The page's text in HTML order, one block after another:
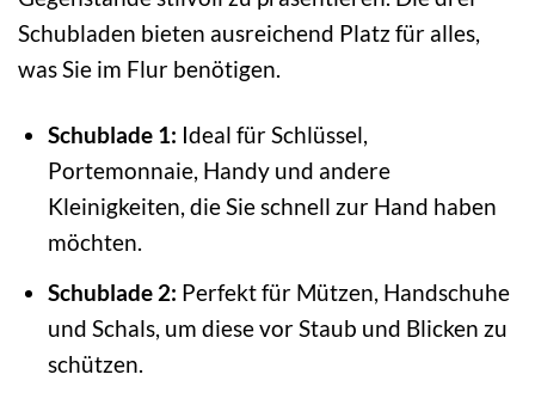
Schubladen bieten ausreichend Platz für alles,
was Sie im Flur benötigen.
Schublade 1: Ideal für Schlüssel,
Portemonnaie, Handy und andere
Kleinigkeiten, die Sie schnell zur Hand haben
möchten.
Schublade 2: Perfekt für Mützen, Handschuhe
und Schals, um diese vor Staub und Blicken zu
schützen.